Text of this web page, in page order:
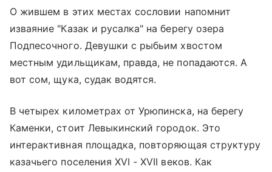
О жившем в этих местах сословии напомнит
изваяние "Казак и русалка" на берегу озера
Подпесочного. Девушки с рыбьим хвостом
местным удильщикам, правда, не попадаются. А
вот сом, щука, судак водятся.
В четырех километрах от Урюпинска, на берегу
Каменки, стоит Левыкинский городок. Это
интерактивная площадка, повторяющая структуру
казачьего поселения XVI - XVII веков. Как